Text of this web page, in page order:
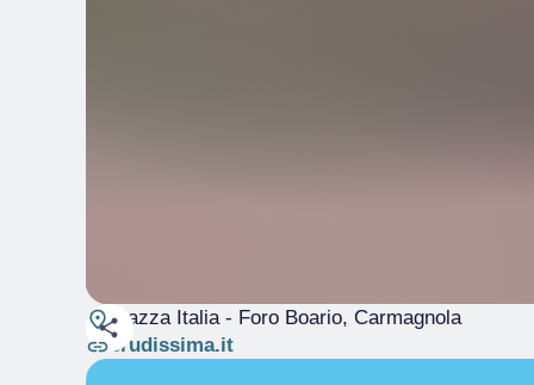
Piazza Italia - Foro Boario, Carmagnola
crudissima.it